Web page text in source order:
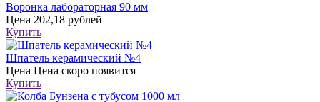
Воронка лабораторная 90 мм
Цена 202,18 рублей
Купить
Шпатель керамический №4
Цена Цена скоро появится
Купить